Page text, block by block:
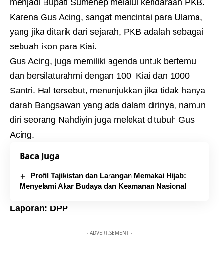
menjadi Bupati Sumenep melalui kendaraan PKB.
Karena Gus Acing, sangat mencintai para Ulama,
yang jika ditarik dari sejarah, PKB adalah sebagai
sebuah ikon para Kiai.
Gus Acing, juga memiliki agenda untuk bertemu
dan bersilaturahmi dengan 100 Kiai dan 1000
Santri. Hal tersebut, menunjukkan jika tidak hanya
darah Bangsawan yang ada dalam dirinya, namun
diri seorang Nahdiyin juga melekat ditubuh Gus
Acing.
Baca Juga
Profil Tajikistan dan Larangan Memakai Hijab:
Menyelami Akar Budaya dan Keamanan Nasional
Laporan: DPP
- ADVERTISEMENT -